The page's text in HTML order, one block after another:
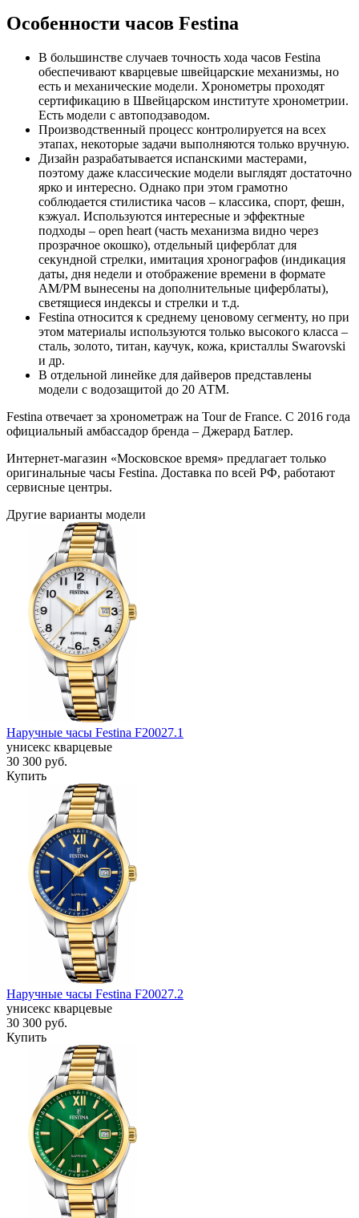
Особенности часов Festina
В большинстве случаев точность хода часов Festina
обеспечивают кварцевые швейцарские механизмы, но
есть и механические модели. Хронометры проходят
сертификацию в Швейцарском институте хронометрии.
Есть модели с автоподзаводом.
Производственный процесс контролируется на всех
этапах, некоторые задачи выполняются только вручную.
Дизайн разрабатывается испанскими мастерами,
поэтому даже классические модели выглядят достаточно
ярко и интересно. Однако при этом грамотно
соблюдается стилистика часов – классика, спорт, фешн,
кэжуал. Используются интересные и эффектные
подходы – open heart (часть механизма видно через
прозрачное окошко), отдельный циферблат для
секундной стрелки, имитация хронографов (индикация
даты, дня недели и отображение времени в формате
AM/PM вынесены на дополнительные циферблаты),
светящиеся индексы и стрелки и т.д.
Festina относится к среднему ценовому сегменту, но при
этом материалы используются только высокого класса –
сталь, золото, титан, каучук, кожа, кристаллы Swarovski
и др.
В отдельной линейке для дайверов представлены
модели с водозащитой до 20 АТМ.
Festina отвечает за хронометраж на Tour de France. С 2016 года
официальный амбассадор бренда – Джерард Батлер.
Интернет-магазин «Московское время» предлагает только
оригинальные часы Festina. Доставка по всей РФ, работают
сервисные центры.
Другие варианты модели
Наручные часы Festina F20027.1
унисекс кварцевые
30 300 руб.
Купить
Наручные часы Festina F20027.2
унисекс кварцевые
30 300 руб.
Купить